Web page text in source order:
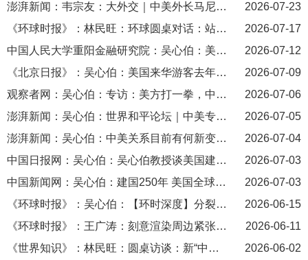
澎湃新闻：韦宗友：大外交｜中美外长马尼拉会晤，一个月内两次沟通释放哪些重要信号
2026-07-23
《环球时报》：林民旺：环球圆桌对话：站稳“南方立场”是印度战略自主的关键
2026-07-17
中国人民大学重阳金融研究院：吴心伯：美国这一战略图谋，80年前已在布局
2026-07-12
《北京日报》：吴心伯：美国来华游客去年首超中国赴美游客，学者：中美各界交流热烈
2026-07-09
观察者网：吴心伯：专访：美方打一拳，中方必回击！两国稳定靠新互动模式
2026-07-06
澎湃新闻：吴心伯：世界和平论坛｜中美专家热议：两国关系仍是全球稳定核心变量？
2026-07-05
澎湃新闻：吴心伯：中美关系目前有何新变化？吴心伯总结三大转变
2026-07-04
中国日报网：吴心伯：吴心伯教授谈美国建国250年：美国全球领导力式微
2026-07-03
中国新闻网：吴心伯：建国250年 美国全球领导力式微
2026-07-03
《环球时报》：吴心伯：【环时深度】分裂程度空前，美国两党越发难寻共识
2026-06-15
《环球时报》：王广涛：刻意渲染周边紧张局势，借机加速推进“再军事化”，日本公布《防卫白皮书》草案
2026-06-11
《世界知识》：林民旺：圆桌访谈：新“中间地带”
2026-06-02